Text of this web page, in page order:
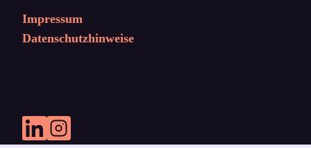
Impressum
Datenschutzhinweise